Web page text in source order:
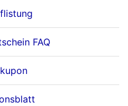
FAQ